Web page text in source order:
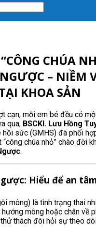
CHÚA
– NIỀM
KHOA SẢN
cạn, mỗi em bé đều có
qua, BSCKI. Lưu Hồng
hồi sức (GMHS) đã phối
chúa nhỏ” chào đời
.
Hiểu để an
mông) là tình trạng thai
mông hoặc chân về
thách đòi hỏi sự theo